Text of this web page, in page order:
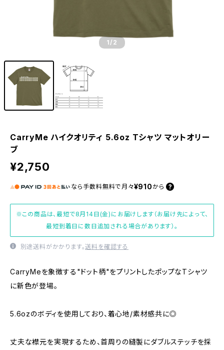
1 /2
CarryMe ハイクオリティ 5.6oz Tシャツ マットオリー
ブ
¥2,750
なら 手数料無料で 月々¥910 から
※この商品は、最短で8月14日(金)にお届けします（お届け先によって、
最短到着日に数日追加される場合があります）。
別途送料がかかります。送料を確認する
CarryMeを象徴する"ドット柄"をプリントしたポップなTシャツ
に新色が登場。
5.6ozのボディを使用しており、着心地/素材感共に◎
丈夫な襟元を実現するため、首周りの縫製にダブルステッチを採